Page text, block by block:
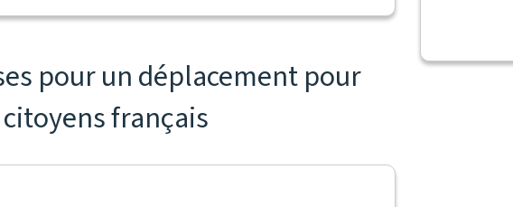
pour un déplacement pour
français